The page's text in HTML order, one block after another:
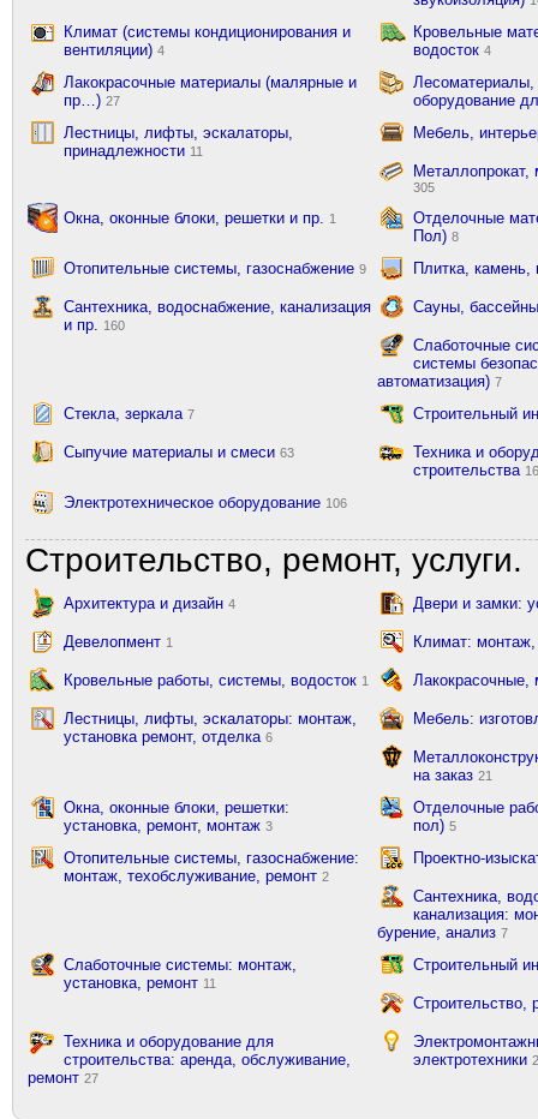
Климат (системы кондиционирования и
вентиляции) 4
Кровельные
водосток 4
Лакокрасочные материалы (малярные и
пр…) 27
оборудование
Лестницы, лифты, эскалаторы,
принадлежности 11
Мебель,
305
Окна, оконные блоки, решетки и пр. 1
Отделочные
Пол) 8
Отопительные системы, газоснабжение 9 Плитка,
Сантехника, водоснабжение, канализация
и пр.
160
Сауны,
Слаботочные
системы
автоматизация) 7
Стекла, зеркала 7 Строительный
Сыпучие материалы и смеси 63
Техника и
строительства
Электротехническое оборудование 106
Строительство, ремонт, услуги.
Архитектура и дизайн 4 Двери и замки:
Девелопмент 1 Климат:
Кровельные работы, системы, водосток 1
Лестницы, лифты, эскалаторы: монтаж,
установка ремонт, отделка 6
Мебель:
на заказ 21
Окна, оконные блоки, решетки:
установка, ремонт, монтаж 3
Отделочные
пол) 5
Отопительные системы, газоснабжение:
монтаж, техобслуживание, ремонт 2
Проектно-
Сантехника,
канализация:
бурение, анализ 7
Слаботочные системы: монтаж,
установка, ремонт 11
Строительный
Строительство,
Техника и оборудование для
строительства: аренда, обслуживание,
ремонт 27
электротехники